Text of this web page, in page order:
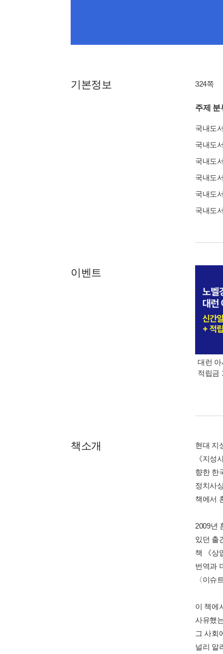
기본정보 324쪽
주제 분
국내도
국내도
국내도
국내도
국내도
국내도
이벤트
대런
적립금
책소개
현대 지
《지성
향한 한
정치사
책에서
2009년
있던 출
책 《상
번역과
〈이슈
이 책에
사유했
그 사회
널리 알